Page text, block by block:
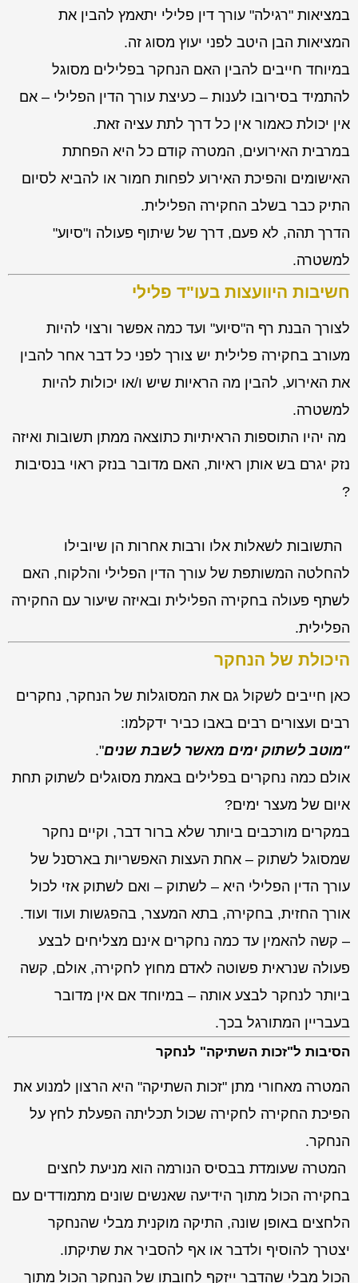
במציאות "רגילה" עורך דין פלילי יתאמץ להבין את
המציאות הבן היטב לפני יעוץ מסוג זה.
במיוחד חייבים להבין האם הנחקר בפלילים מסוגל
להתמיד בסירובו לענות – כעיצת עורך הדין הפלילי – אם
אין יכולת כאמור אין כל דרך לתת עציה זאת.
במרבית האירועים, המטרה קודם כל היא הפחתת
האישומים והפיכת האירוע לפחות חמור או להביא לסיום
התיק כבר בשלב החקירה הפלילית.
הדרך תהה, לא פעם, דרך של שיתוף פעולה ו"סיוע"
למשטרה.
חשיבות היוועצות בעו"ד פלילי
לצורך הבנת רף ה"סיוע" ועד כמה אפשר ורצוי להיות
מעורב בחקירה פלילית יש צורך לפני כל דבר אחר להבין
את האירוע, להבין מה הראיות שיש ו/או יכולות להיות
למשטרה.
מה יהיו התוספות הראיתיות כתוצאה ממתן תשובות ואיזה
נזק יגרם בש אותן ראיות, האם מדובר בנזק ראוי בנסיבות
?
התשובות לשאלות אלו ורבות אחרות הן שיובילו
להחלטה המשותפת של עורך הדין הפלילי והלקוח, האם
לשתף פעולה בחקירה הפלילית ובאיזה שיעור עם החקירה
הפלילית.
היכולת של הנחקר
כאן חייבים לשקול גם את המסוגלות של הנחקר, נחקרים
רבים ועצורים רבים באבו כביר ידקלמו:
"מוטב לשתוק ימים מאשר לשבת שנים".
אולם כמה נחקרים בפלילים באמת מסוגלים לשתוק תחת
איום של מעצר ימים?
במקרים מורכבים ביותר שלא ברור דבר, וקיים נחקר
שמסוגל לשתוק – אחת העצות האפשריות בארסנל של
עורך הדין הפלילי היא – לשתוק – ואם לשתוק אזי לכול
אורך החזית, בחקירה, בתא המעצר, בהפגשות ועוד ועוד.
– קשה להאמין עד כמה נחקרים אינם מצליחים לבצע
פעולה שנראית פשוטה לאדם מחוץ לחקירה, אולם, קשה
ביותר לנחקר לבצע אותה – במיוחד אם אין מדובר
בעבריין המתורגל בכך.
הסיבות ל"זכות השתיקה" לנחקר
המטרה מאחורי מתן "זכות השתיקה" היא הרצון למנוע את
הפיכת החקירה לחקירה שכול תכליתה הפעלת לחץ על
הנחקר.
המטרה שעומדת בבסיס הנורמה הוא מניעת לחצים
בחקירה הכול מתוך הידיעה שאנשים שונים מתמודדים עם
הלחצים באופן שונה, התיקה מוקנית מבלי שהנחקר
יצטרך להוסיף ולדבר או אף להסביר את שתיקתו.
הכול מבלי שהדבר ייזקף לחובתו של הנחקר הכול מתוך